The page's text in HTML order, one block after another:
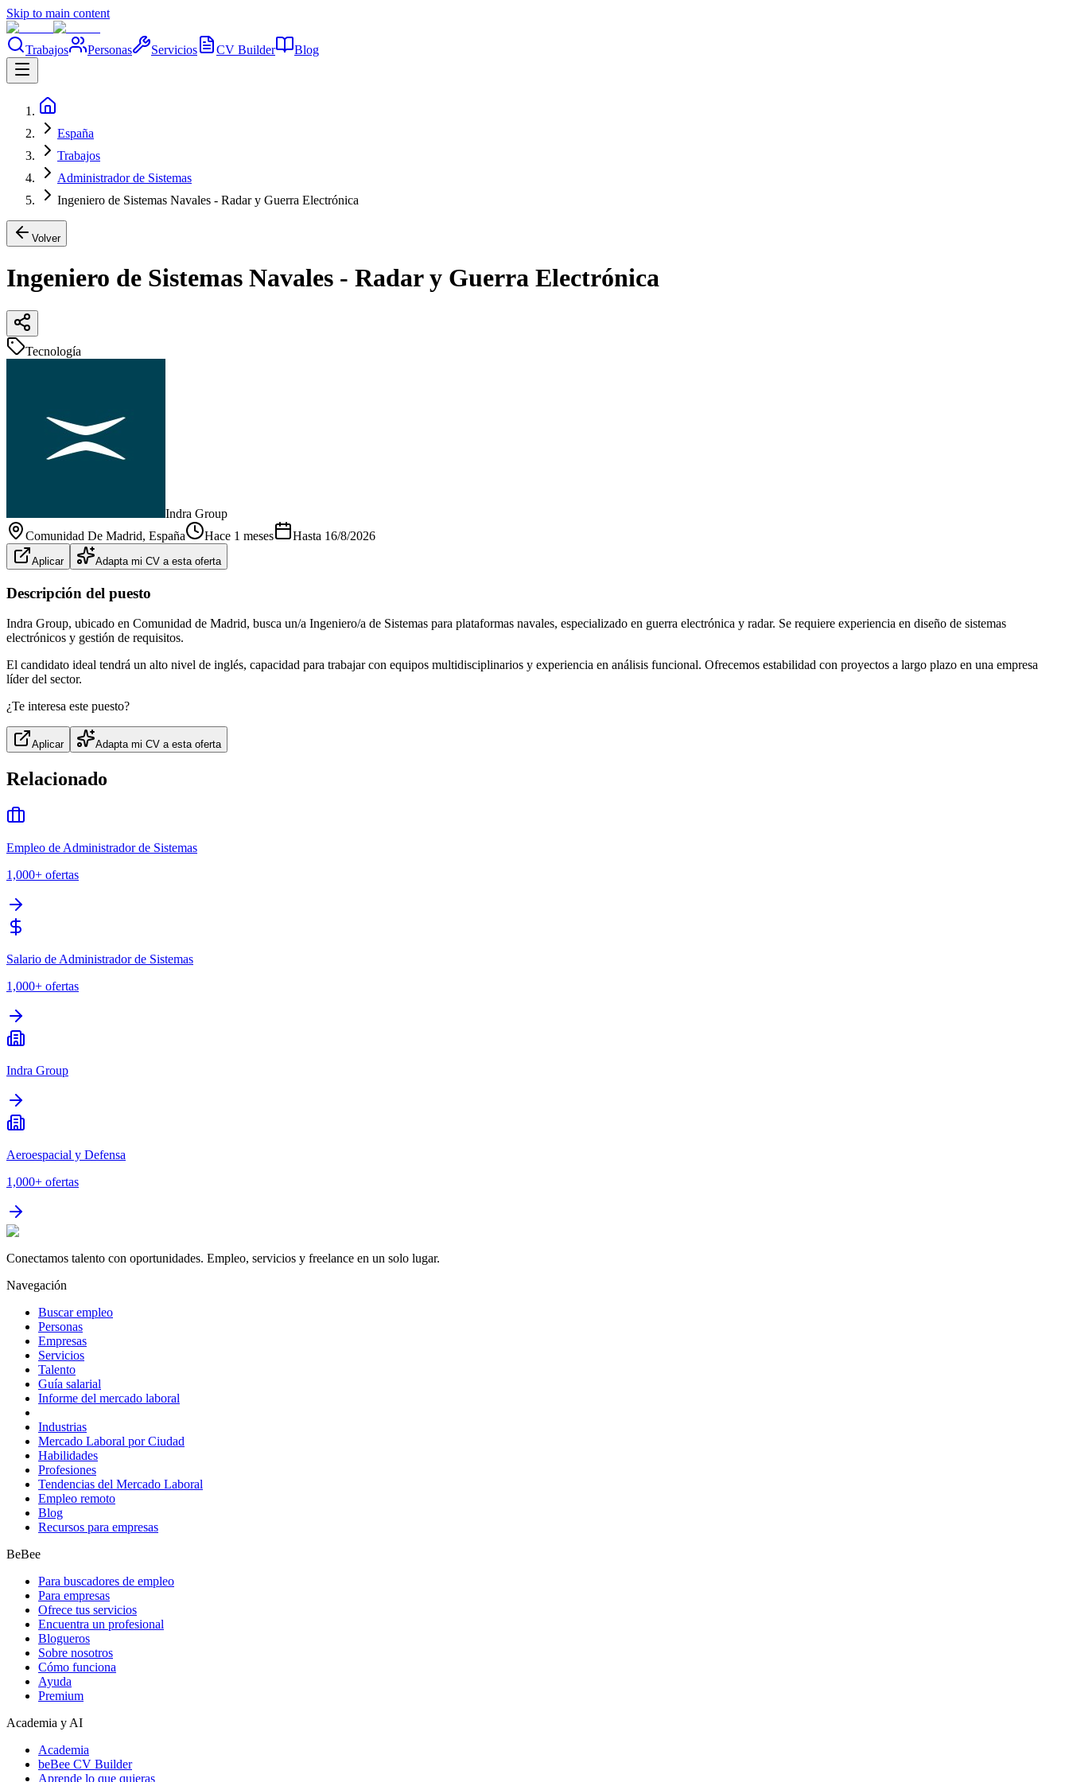
Skip to main content
Trabajos Personas Servicios CV Builder Blog
España
Trabajos
Administrador de Sistemas
Ingeniero de Sistemas Navales - Radar y Guerra Electrónica
Volver
Ingeniero de Sistemas Navales - Radar y Guerra Electrónica
Tecnología
Indra Group
Comunidad De Madrid, España Hace 1 meses Hasta 16/8/2026
Aplicar Adapta mi CV a esta oferta
Descripción del puesto
Indra Group, ubicado en Comunidad de Madrid, busca un/a Ingeniero/a de Sistemas para plataformas navales, especializado en guerra electrónica y radar. Se requiere experiencia en diseño de sistemas
electrónicos y gestión de requisitos.
El candidato ideal tendrá un alto nivel de inglés, capacidad para trabajar con equipos multidisciplinarios y experiencia en análisis funcional. Ofrecemos estabilidad con proyectos a largo plazo en una empresa
líder del sector.
¿Te interesa este puesto?
Aplicar Adapta mi CV a esta oferta
Relacionado
Empleo de Administrador de Sistemas
1,000+ ofertas
Salario de Administrador de Sistemas
1,000+ ofertas
Indra Group
Aeroespacial y Defensa
1,000+ ofertas
Conectamos talento con oportunidades. Empleo, servicios y freelance en un solo lugar.
Navegación
Buscar empleo
Personas
Empresas
Servicios
Talento
Guía salarial
Informe del mercado laboral
Industrias
Mercado Laboral por Ciudad
Habilidades
Profesiones
Tendencias del Mercado Laboral
Empleo remoto
Blog
Recursos para empresas
BeBee
Para buscadores de empleo
Para empresas
Ofrece tus servicios
Encuentra un profesional
Blogueros
Sobre nosotros
Cómo funciona
Ayuda
Premium
Academia y AI
Academia
beBee CV Builder
Aprende lo que quieras